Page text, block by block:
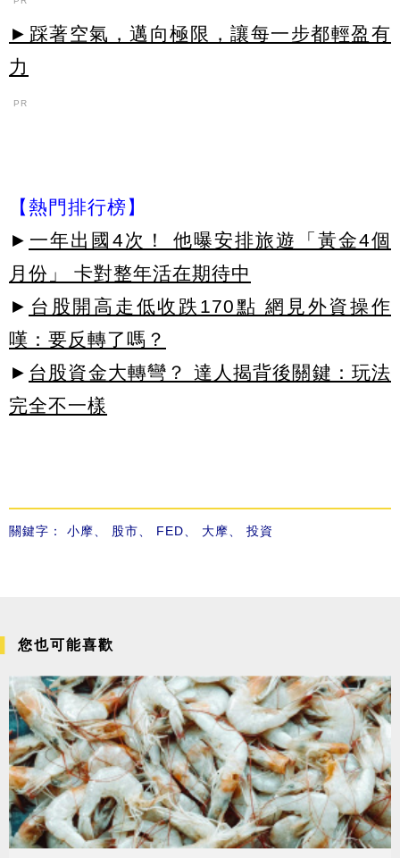
►踩著空氣，邁向極限，讓每一步都輕盈有
力
PR
【熱門排行榜】
► 一年出國4次！ 他曝安排旅遊「黃金4個
月份」 卡對整年活在期待中
► 台股開高走低收跌170點 網見外資操作
嘆：要反轉了嗎？
► 台股資金大轉彎？ 達人揭背後關鍵：玩法
完全不一樣
關鍵字： 小摩 股市 FED 大摩 投資
您也可能喜歡